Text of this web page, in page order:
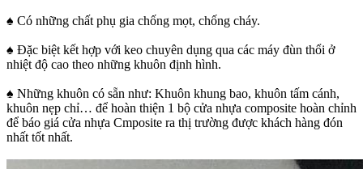
♠ Có những chất phụ gia chống mọt, chống cháy.
♠ Đặc biệt kết hợp với keo chuyên dụng qua các máy đùn thổi ở
nhiệt độ cao theo những khuôn định hình.
♠ Những khuôn có sẵn như: Khuôn khung bao, khuôn tấm cánh,
khuôn nẹp chỉ… để hoàn thiện 1 bộ cửa nhựa composite hoàn chỉnh
để báo giá cửa nhựa Cmposite ra thị trường được khách hàng đón
nhất tốt nhất.